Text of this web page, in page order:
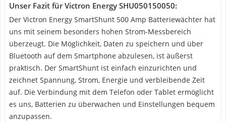
Unser Fazit für Victron Energy ‎SHU050150050:
Der Victron Energy SmartShunt 500 Amp Batteriewächter hat
uns mit seinem besonders hohen Strom-Messbereich
überzeugt. Die Möglichkeit, Daten zu speichern und über
Bluetooth auf dem Smartphone abzulesen, ist äußerst
praktisch. Der SmartShunt ist einfach einzurichten und
zeichnet Spannung, Strom, Energie und verbleibende Zeit
auf. Die Verbindung mit dem Telefon oder Tablet ermöglicht
es uns, Batterien zu überwachen und Einstellungen bequem
anzupassen.